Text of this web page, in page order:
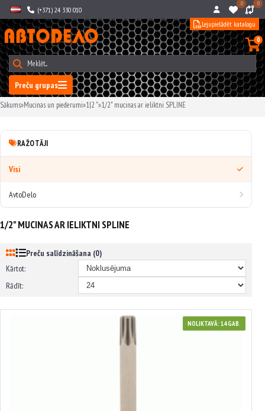
(+371) 24 330 010
0 0
Preču grupas
0
Lejupielādēt katalogu
Sākums»Mucinas un piederumi»1|2 "»1/2" mucinas ar ieliktni SPLINE
RAŽOTĀJI
Visi
AvtoDelo
1/2" MUCINAS AR IELIKTNI SPLINE
Preču salīdzināšana (0)
Kārtot:
Rādīt:
NOLIKTAVĀ: 14 GAB.